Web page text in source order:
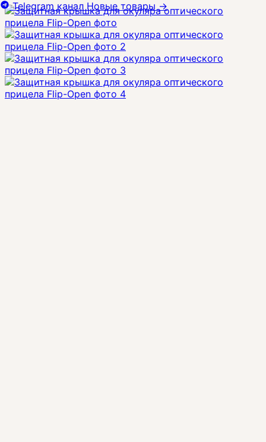
Telegram канал Новые товары→